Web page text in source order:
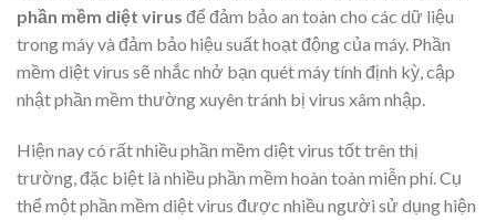
phần mềm diệt virus để đảm bảo an toàn cho các dữ liệu
trong máy và đảm bảo hiệu suất hoạt động của máy. Phần
mềm diệt virus sẽ nhắc nhở bạn quét máy tính định kỳ, cập
nhật phần mềm thường xuyên tránh bị virus xâm nhập.
Hiện nay có rất nhiều phần mềm diệt virus tốt trên thị
trường, đặc biệt là nhiều phần mềm hoàn toàn miễn phí. Cụ
thể một phần mềm diệt virus được nhiều người sử dụng hiện